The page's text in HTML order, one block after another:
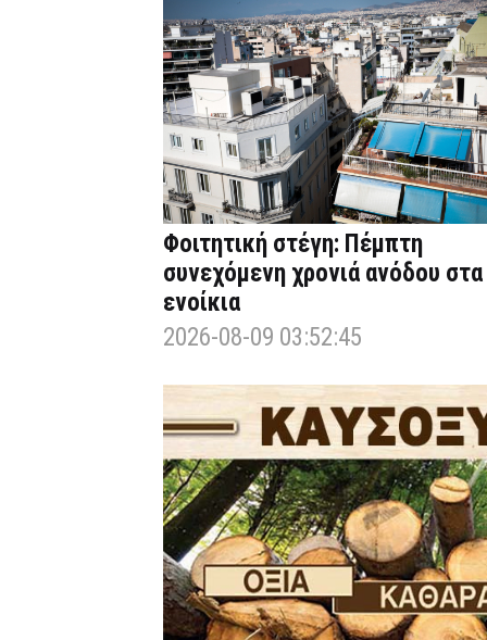
Φοιτητική στέγη: Πέμπτη
συνεχόμενη χρονιά ανόδου στα
ενοίκια
2026-08-09 03:52:45